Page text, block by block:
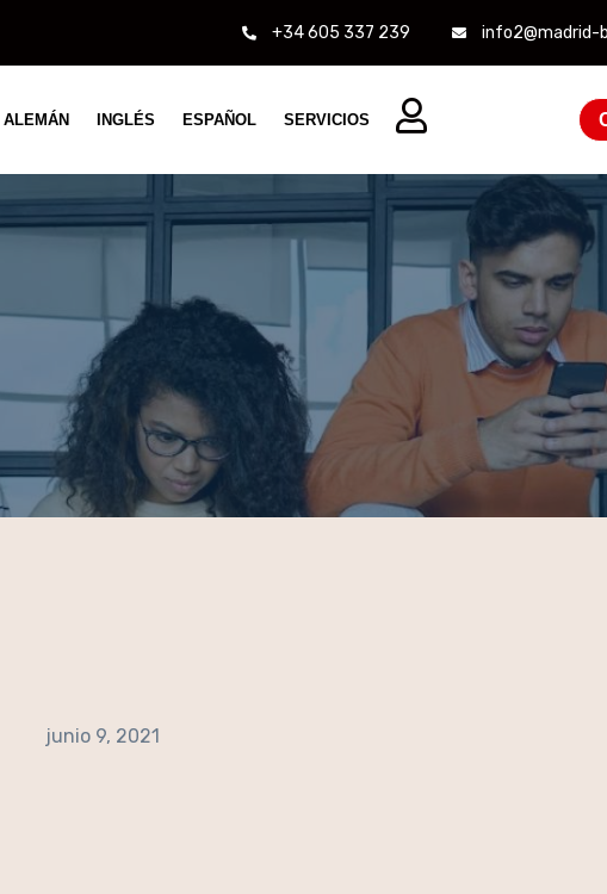
+34 605 337 239 info2@madrid-
ALEMÁN INGLÉS ESPAÑOL SERVICIOS
junio 9, 2021